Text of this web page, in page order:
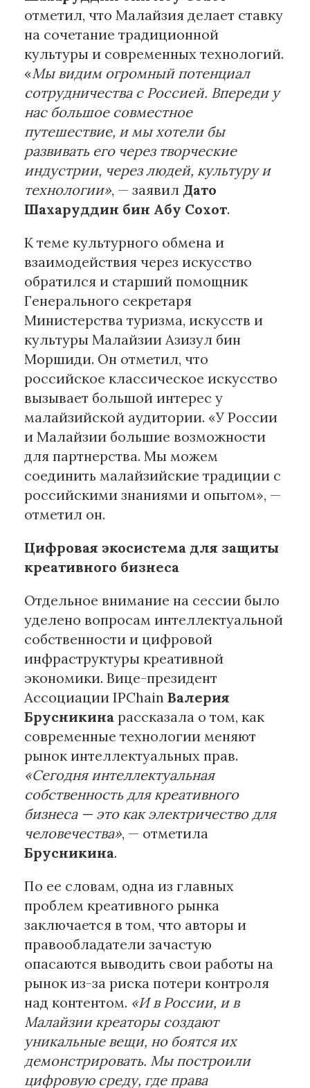
отметил, что Малайзия делает ставку
на сочетание традиционной
культуры и современных технологий.
«Мы видим огромный потенциал
сотрудничества с Россией. Впереди у
нас большое совместное
путешествие, и мы хотели бы
развивать его через творческие
индустрии, через людей, культуру и
технологии», — заявил Дато
Шахаруддин бин Абу Сохот.
К теме культурного обмена и
взаимодействия через искусство
обратился и старший помощник
Генерального секретаря
Министерства туризма, искусств и
культуры Малайзии Азизул бин
Моршиди. Он отметил, что
российское классическое искусство
вызывает большой интерес у
малайзийской аудитории. «У России
и Малайзии большие возможности
для партнерства. Мы можем
соединить малайзийские традиции с
российскими знаниями и опытом», —
отметил он.
Цифровая экосистема для защиты
креативного бизнеса
Отдельное внимание на сессии было
уделено вопросам интеллектуальной
собственности и цифровой
инфраструктуры креативной
экономики. Вице-президент
Ассоциации IPChain Валерия
Брусникина рассказала о том, как
современные технологии меняют
рынок интеллектуальных прав.
«Сегодня интеллектуальная
собственность для креативного
бизнеса — это как электричество для
человечества», — отметила
Брусникина.
По ее словам, одна из главных
проблем креативного рынка
заключается в том, что авторы и
правообладатели зачастую
опасаются выводить свои работы на
рынок из-за риска потери контроля
над контентом. «И в России, и в
Малайзии креаторы создают
уникальные вещи, но боятся их
демонстрировать. Мы построили
цифровую среду, где права